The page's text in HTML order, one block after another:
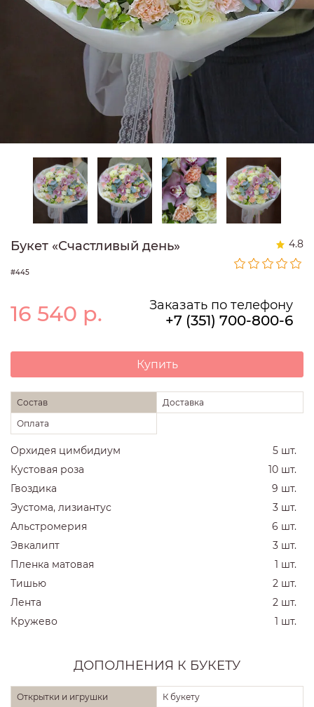
Букет «Счастливый день» 4.8
#445
16 540 р. Заказать по телефону
+7 (351) 700-800-6
Купить
Состав
Доставка
Оплата
Орхидея цимбидиум
5 шт.
Кустовая роза
10 шт.
Гвоздика
9 шт.
Эустома, лизиантус
3 шт.
Альстромерия
6 шт.
Эвкалипт
3 шт.
Пленка матовая
1 шт.
Тишью
2 шт.
Лента
2 шт.
Кружево
1 шт.
ДОПОЛНЕНИЯ К БУКЕТУ
Открытки и игрушки
К букету